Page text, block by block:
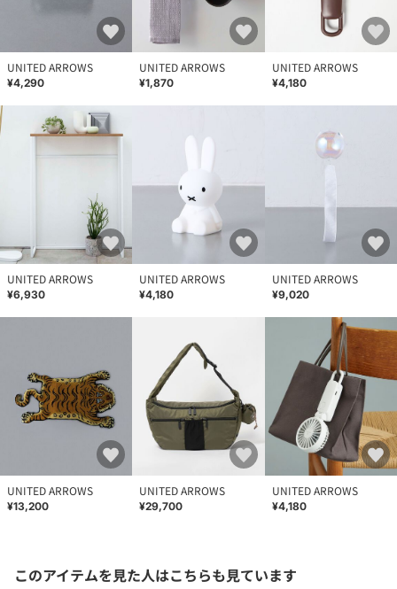
UNITED ARROWS
¥4,290
UNITED ARROWS
¥1,870
UNITED ARROWS
¥4,180
UNITED ARROWS
¥6,930
UNITED ARROWS
¥4,180
UNITED ARROWS
¥9,020
UNITED ARROWS
¥13,200
UNITED ARROWS
¥29,700
UNITED ARROWS
¥4,180